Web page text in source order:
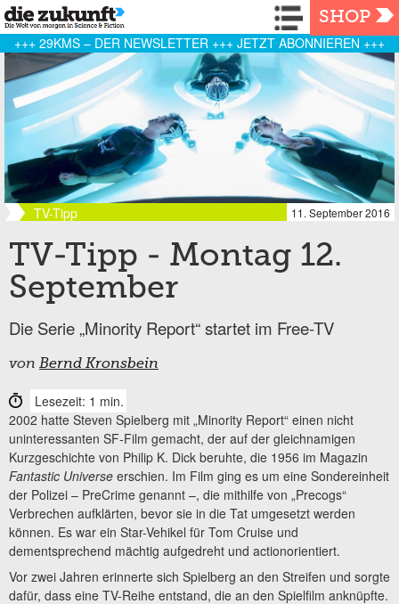
Navigation
SHOP
+++ 29KMS – DER NEWSLETTER +++ JETZT ABONNIEREN +++
TV-Tipp 11. September 2016
TV-Tipp - Montag 12.
September
Die Serie „Minority Report“ startet im Free-TV
von Bernd Kronsbein
Lesezeit: 1 min.
2002 hatte Steven Spielberg mit „Minority Report“ einen nicht
uninteressanten SF-Film gemacht, der auf der gleichnamigen
Kurzgeschichte von Philip K. Dick beruhte, die 1956 im Magazin
Fantastic Universe erschien. Im Film ging es um eine Sondereinheit
der Polizei – PreCrime genannt –, die mithilfe von „Precogs“
Verbrechen aufklärten, bevor sie in die Tat umgesetzt werden
können. Es war ein Star-Vehikel für Tom Cruise und
dementsprechend mächtig aufgedreht und actionorientiert.
Vor zwei Jahren erinnerte sich Spielberg an den Streifen und sorgte
dafür, dass eine TV-Reihe entstand, die an den Spielfilm anknüpfte.